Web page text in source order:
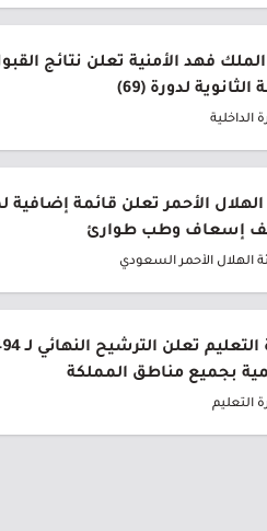
الملك فهد الأمنية تعلن نتائج
الثانوية لدورة (69)
الداخلية
الهلال الأحمر تعلن قائمة
إسعاف وطب طوارئ
الهلال الأحمر السعودي
بجميع مناطق المملكة
التعليم